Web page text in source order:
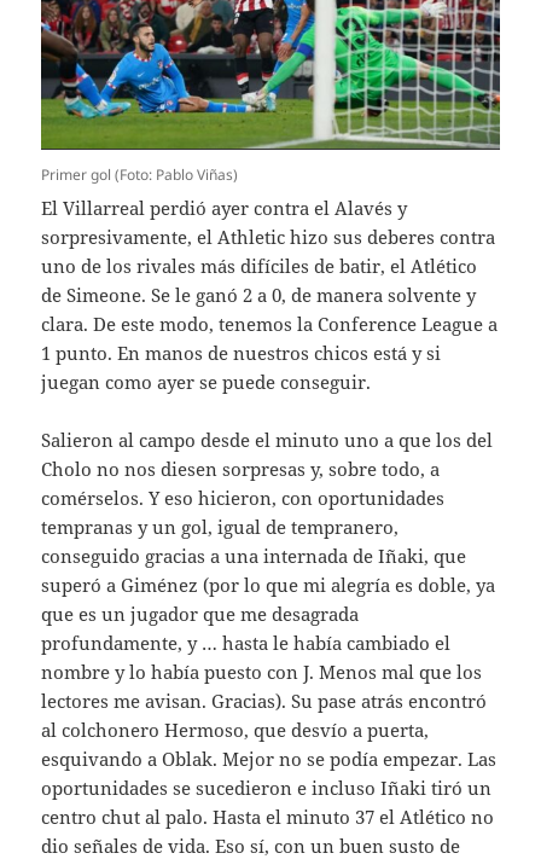
Primer gol (Foto: Pablo Viñas)
El Villarreal perdió ayer contra el Alavés y
sorpresivamente, el Athletic hizo sus deberes contra
uno de los rivales más difíciles de batir, el Atlético
de Simeone. Se le ganó 2 a 0, de manera solvente y
clara. De este modo, tenemos la Conference League a
1 punto. En manos de nuestros chicos está y si
juegan como ayer se puede conseguir.
Salieron al campo desde el minuto uno a que los del
Cholo no nos diesen sorpresas y, sobre todo, a
comérselos. Y eso hicieron, con oportunidades
tempranas y un gol, igual de tempranero,
conseguido gracias a una internada de Iñaki, que
superó a Giménez (por lo que mi alegría es doble, ya
que es un jugador que me desagrada
profundamente, y … hasta le había cambiado el
nombre y lo había puesto con J. Menos mal que los
lectores me avisan. Gracias). Su pase atrás encontró
al colchonero Hermoso, que desvío a puerta,
esquivando a Oblak. Mejor no se podía empezar. Las
oportunidades se sucedieron e incluso Iñaki tiró un
centro chut al palo. Hasta el minuto 37 el Atlético no
dio señales de vida. Eso sí, con un buen susto de